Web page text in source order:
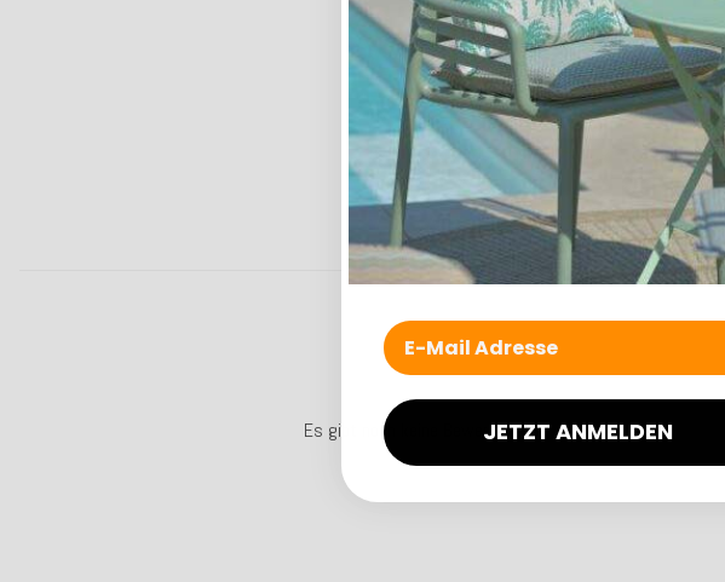
Es gibt noch keine Bewertungen.
94,99 €*
Lieferzeit: ca. 14 Werktage
JETZT ANMELDEN